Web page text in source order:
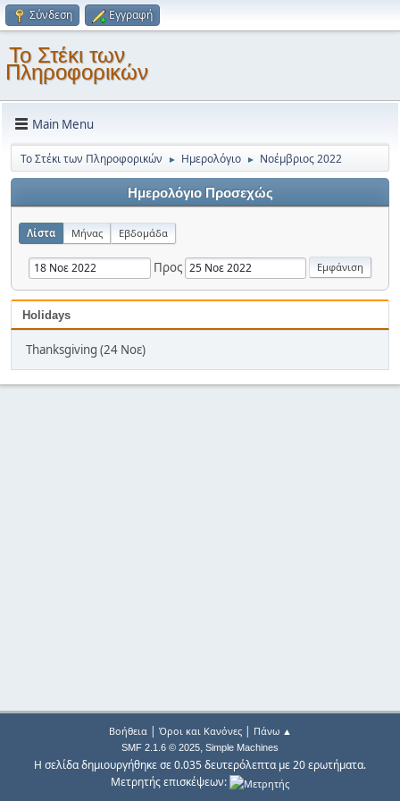
Σύνδεση Εγγραφή
Το Στέκι των
Πληροφορικών
Main Menu
Το Στέκι των Πληροφορικών ► Ημερολόγιο ► Νοέμβριος 2022
Ημερολόγιο Προσεχώς
Λίστα Μήνας Εβδομάδα
Προς
Holidays
Thanksgiving (24 Νοε)
Βοήθεια| Όροι και Κανόνες| Πάνω ▲
SMF 2.1.6 © 2025, Simple Machines
Η σελίδα δημιουργήθηκε σε 0.035 δευτερόλεπτα με 20 ερωτήματα.
Μετρητής επισκέψεων: